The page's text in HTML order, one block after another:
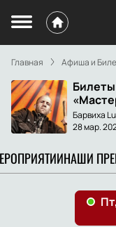
Главная Афиша и
Барвиха
28 мар.
НАШИ